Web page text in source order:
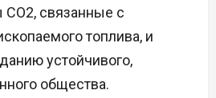
связанные с
топлива, и
устойчивого,
общества.